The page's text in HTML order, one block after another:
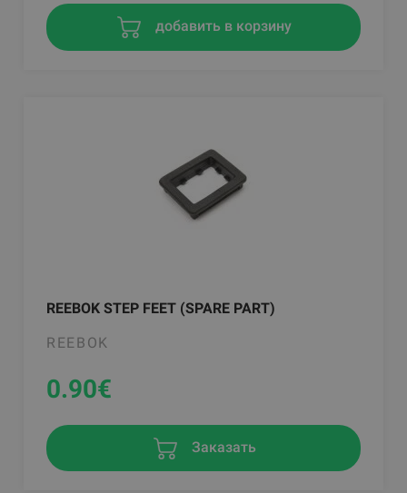
добавить в корзину
REEBOK STEP FEET (SPARE PART)
REEBOK
0.90€
Заказать